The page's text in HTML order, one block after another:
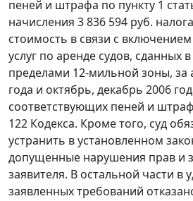
пеней и штрафа по пункту 1
начисления 3 836 594 руб.
стоимость в связи с
услуг по аренде судов, сданных
пределами 12-мильной зоны, за
года и октябрь, декабрь 2006
соответствующих пеней и
122 Кодекса. Кроме того, суд
устранить в установленном
допущенные нарушения прав и
заявителя. В остальной части в
заявленных требований